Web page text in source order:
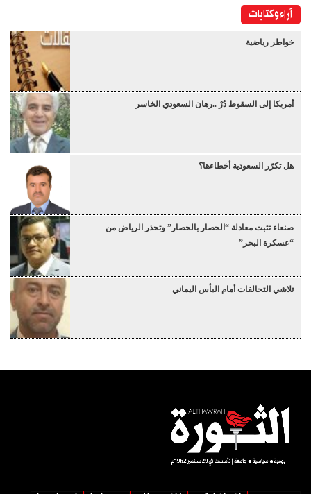
آراء وكتابات
خواطر رياضية
أمريكا إلى السقوط دُرْ ..رهان السعودي الخاسر
هل تكرّر السعودية أخطاءها؟
صنعاء تثبت معادلة “الحصار بالحصار” وتحذر الرياض من
“عسكرة البحر”
تلاشي التحالفات أمام البأس اليماني